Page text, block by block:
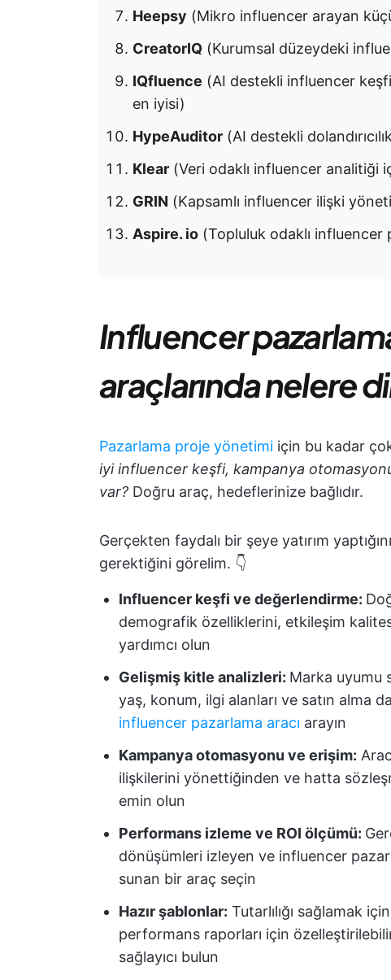
Heepsy (Mikro influencer arayan
CreatorIQ (Kurumsal düzeydeki
IQfluence (AI destekli influencer
en iyisi)
HypeAuditor (AI destekli
Klear (Veri odaklı influencer analitiği
GRIN (Kapsamlı influencer ilişki
Aspire. io (Topluluk odaklı influencer
Influencer
araçlarında nelere
Pazarlama proje yönetimi için bu kadar
iyi influencer keşfi, kampanya
var? Doğru araç, hedeflerinize bağlıdır.
Gerçekten faydalı bir şeye yatırım
gerektiğini görelim. 👇
Influencer keşfi ve değerlendirme:
demografik özelliklerini, etkileşim
yardımcı olun
Gelişmiş kitle analizleri: Marka uyumu
yaş, konum, ilgi alanları ve satın alma
influencer pazarlama aracı arayın
Kampanya otomasyonu ve erişim:
ilişkilerini yönettiğinden ve hatta
emin olun
Performans izleme ve ROI ölçümü:
dönüşümleri izleyen ve influencer
sunan bir araç seçin
Hazır şablonlar: Tutarlılığı sağlamak
performans raporları için
sağlayıcı bulun